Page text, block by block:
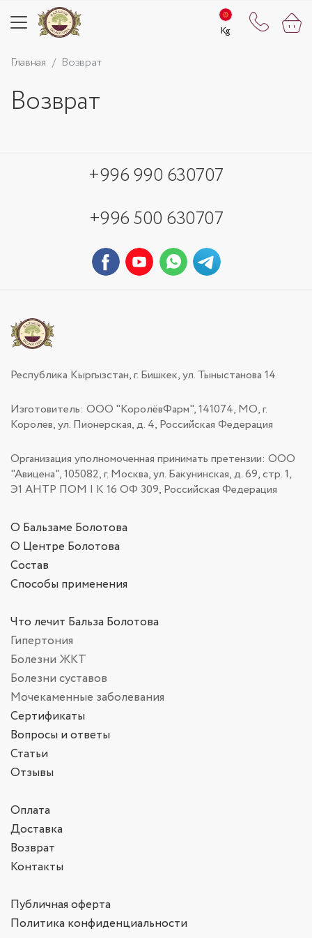
Kg
Kg
Главная Возврат
Возврат
+996 990 630707
+996 500 630707
Республика Кыргызстан, г. Бишкек, ул. Тыныстанова 14
Изготовитель: ООО "КоролёвФарм", 141074, МО, г.
Королев, ул. Пионерская, д. 4, Российская Федерация
Организация уполномоченная принимать претензии: ООО
"Авицена", 105082, г. Москва, ул. Бакунинская, д. 69, стр. 1,
Э1 АНТР ПОМ | К 16 ОФ 309, Российская Федерация
О Бальзаме Болотова
О Центре Болотова
Состав
Способы применения
Что лечит Бальза Болотова
Гипертония
Болезни ЖКТ
Болезни суставов
Мочекаменные заболевания
Сертификаты
Вопросы и ответы
Статьи
Отзывы
Оплата
Доставка
Возврат
Контакты
Публичная оферта
Политика конфиденциальности